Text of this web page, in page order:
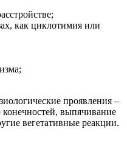
как циклотимия или
проявления –
выпячивание
вегетативные реакции.